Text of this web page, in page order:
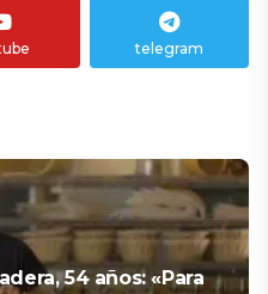
telegram
54 años: «Para